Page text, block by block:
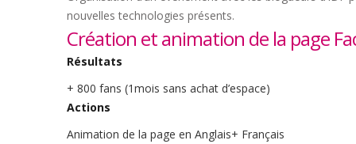
nouvelles technologies présents.
Création et animation de la page
Résultats
+ 800 fans (1mois sans achat d’espace)
Actions
Animation de la page en Anglais+ Français